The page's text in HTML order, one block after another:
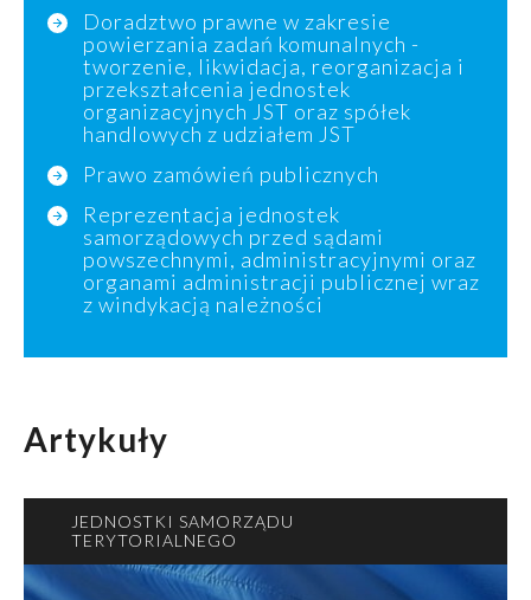
Doradztwo prawne w zakresie
powierzania zadań komunalnych -
tworzenie, likwidacja, reorganizacja i
przekształcenia jednostek
organizacyjnych JST oraz spółek
handlowych z udziałem JST
Prawo zamówień publicznych
Reprezentacja jednostek
samorządowych przed sądami
powszechnymi, administracyjnymi oraz
organami administracji publicznej wraz
z windykacją należności
Artykuły
JEDNOSTKI SAMORZĄDU
TERYTORIALNEGO